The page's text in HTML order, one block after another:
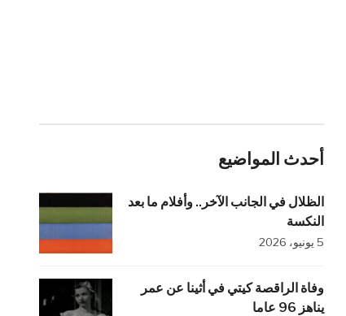
أحدث المواضيع
الظلال في الجانب الآخر.. وأفلام ما بعد
النكسة
5 يونيو، 2026
وفاة الراقصة كيتي في أثينا عن عمر
يناهز 96 عاما